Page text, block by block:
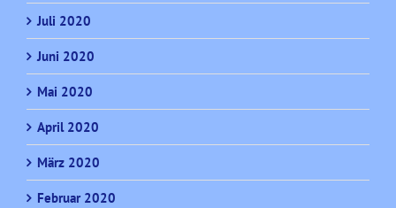
Juli 2020
Juni 2020
Mai 2020
April 2020
März 2020
Februar 2020